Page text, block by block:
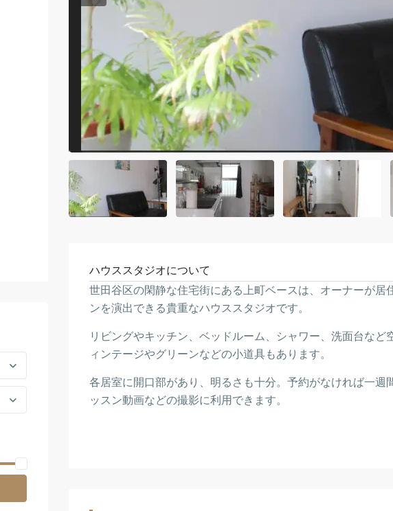
ハウススタジオについて
世田谷区の閑静な住宅街にある上町ベースは、オーナーが
ンを演出できる貴重なハウススタジオです。
リビングやキッチン、ベッドルーム、シャワー、洗面台な
ィンテージやグリーンなどの小道具もあります。
各居室に開口部があり、明るさも十分。予約がなければ一
ッスン動画などの撮影に利用できます。